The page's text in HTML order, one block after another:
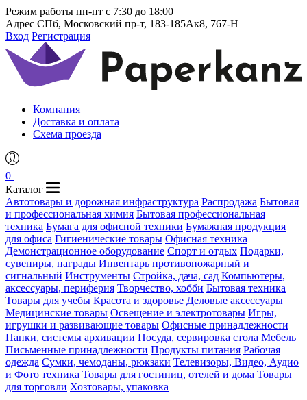
Режим работы пн-пт с 7:30 до 18:00
Адрес СПб, Московский пр-т, 183-185Ак8, 767-Н
Вход Регистрация
Компания
Доставка и оплата
Схема проезда
0
Каталог
Автотовары и дорожная инфраструктура Распродажа Бытовая
и профессиональная химия Бытовая профессиональная
техника Бумага для офисной техники Бумажная продукция
для офиса Гигиенические товары Офисная техника
Демонстрационное оборудование Спорт и отдых Подарки,
сувениры, награды Инвентарь противопожарный и
сигнальный Инструменты Стройка, дача, сад Компьютеры,
аксессуары, периферия Творчество, хобби Бытовая техника
Товары для учебы Красота и здоровье Деловые аксессуары
Медицинские товары Освещение и электротовары Игры,
игрушки и развивающие товары Офисные принадлежности
Папки, системы архивации Посуда, сервировка стола Мебель
Письменные принадлежности Продукты питания Рабочая
одежда Сумки, чемоданы, рюкзаки Телевизоры, Видео, Аудио
и Фото техника Товары для гостиниц, отелей и дома Товары
для торговли Хозтовары, упаковка